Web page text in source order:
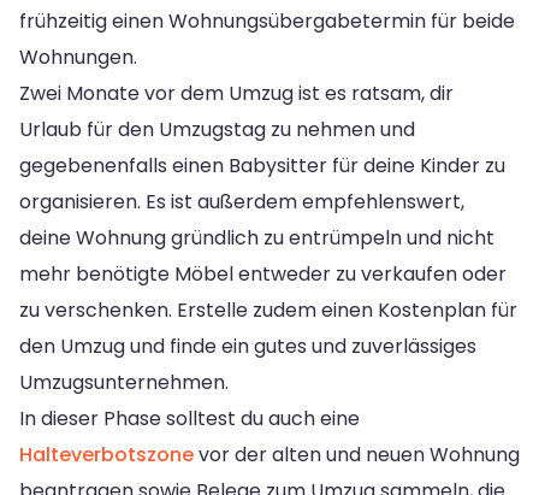
frühzeitig einen Wohnungsübergabetermin für beide
Wohnungen.
Zwei Monate vor dem Umzug ist es ratsam, dir
Urlaub für den Umzugstag zu nehmen und
gegebenenfalls einen Babysitter für deine Kinder zu
organisieren. Es ist außerdem empfehlenswert,
deine Wohnung gründlich zu entrümpeln und nicht
mehr benötigte Möbel entweder zu verkaufen oder
zu verschenken. Erstelle zudem einen Kostenplan für
den Umzug und finde ein gutes und zuverlässiges
Umzugsunternehmen.
In dieser Phase solltest du auch eine
Halteverbotszonevor der alten und neuen Wohnung